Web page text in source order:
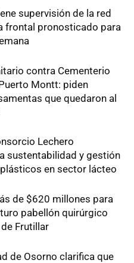
supervisión de la red
frontal pronosticado para
contra Cementerio
Montt: piden
que quedaron al
Lechero
sustentabilidad y gestión
en sector lácteo
de $620 millones para
pabellón quirúrgico
Frutillar
de Osorno clarifica que